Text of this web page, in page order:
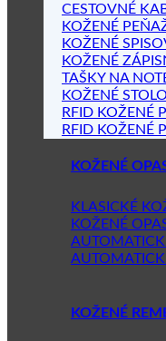
CESTOVNÉ
KOŽENÉ
KOŽENÉ
KOŽENÉ
TAŠKY NA
KOŽENÉ
RFID KOŽENÉ
RFID KOŽENÉ
KOŽENÉ
KLASICKÉ
KOŽENÉ
KOŽENÉ